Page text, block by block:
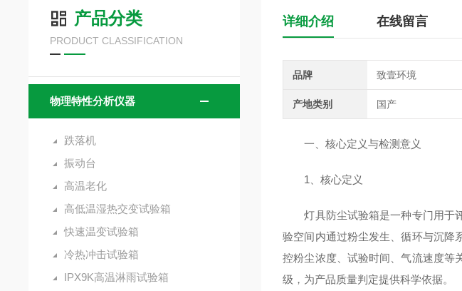
产品分类
PRODUCT CLASSIFICATION
物理特性分析仪器
跌落机
振动台
高温老化
高低温湿热交变试验箱
快速温变试验箱
冷热冲击试验箱
IPX9K高温淋雨试验箱
详细介绍 在线留言
品牌 致壹环境
产地类别 国产
一、核心定义与检测意义
1、核心定义
灯具防尘试验箱是一种专门用于评
验空间内通过粉尘发生、循环与沉降
控粉尘浓度、试验时间、气流速度等
级，为产品质量判定提供科学依据。